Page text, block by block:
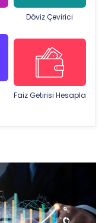
Döviz Çevirici
Faiz Getirisi Hesapla